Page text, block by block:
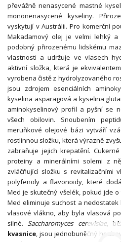
převážně nenasycené mastné
mononenasycené kyseliny.
vyskytují v Austrálii. Pro komerční
Makadamový olej je velmi lehký
podobný přirozenému lidskému
vlastnosti a udržuje ve vlasech
aktivní složka, která je
vyrobena čistě z hydrolyzovaného
jsou zdrojem esenciálních
kyselina asparagová a kyselina
aminokyselinový profil a pyšní se
všech obilovin. Snoubením
meruňkové olejové bázi vytváří
rostlinnou složku, která výrazně
zabraňuje jejich krepatění.
proteiny a minerálními solemi z
zvláčňující složku s revitalizačními
polyfenoly a flavonoidy, které
Med je skutečný všelék, pokud jde
Med eliminuje suchost a
vlasové vlákno, aby byla vlasová
silné. Saccharomyces cerevisiae,
kvasnice , jsou jednobuněčný